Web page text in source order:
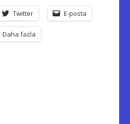
Twitter E-posta
Daha fazla